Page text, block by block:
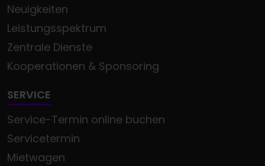
Neuigkeiten
Leistungsspektrum
Zentrale Dienste
Kooperationen & Sponsoring
SERVICE
Service-Termin online buchen
Servicetermin
Mietwagen